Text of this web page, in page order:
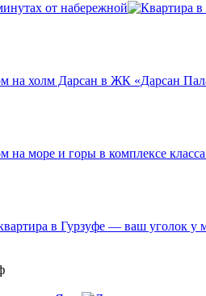
от набережной
на холм Дарсан в ЖК «Дарсан
на море и горы в комплексе
в Гурзуфе — ваш уголок у